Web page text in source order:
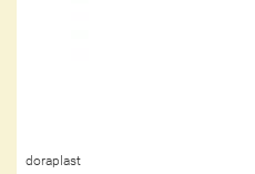
doraplast